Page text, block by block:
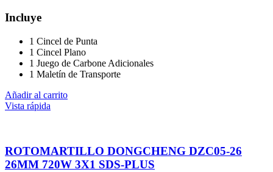
Incluye
1 Cincel de Punta
1 Cincel Plano
1 Juego de Carbone Adicionales
1 Maletín de Transporte
Añadir al carrito
Vista rápida
ROTOMARTILLO DONGCHENG DZC05-26
26MM 720W 3X1 SDS-PLUS